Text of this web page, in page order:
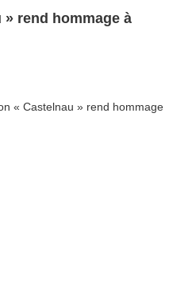
rend hommage à